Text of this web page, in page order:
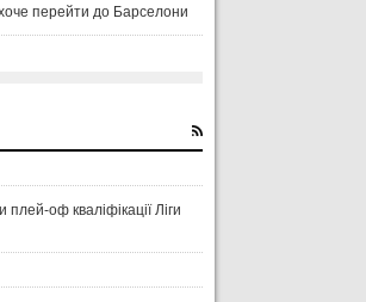
перейти до Барселони
оф кваліфікації Ліги